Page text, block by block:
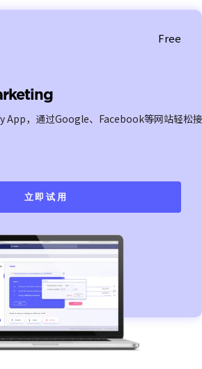
Free
App，通过Google、Facebook等网站轻松
立即试用